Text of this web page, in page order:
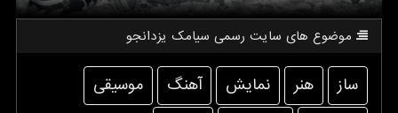
موضوع های سایت رسمی سیامك یزدانجو
ساز هنر نمایش آهنگ
موسیقی